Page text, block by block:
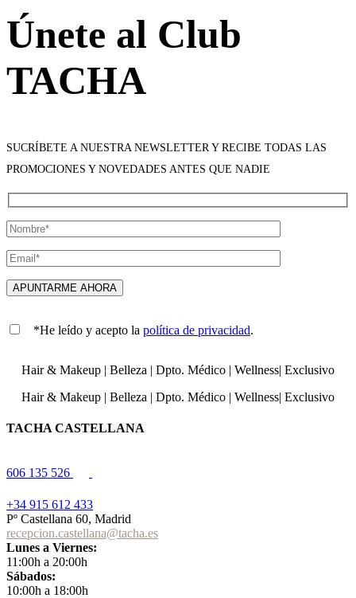
Únete al Club
TACHA
SUCRÍBETE A NUESTRA NEWSLETTER Y RECIBE TODAS LAS
PROMOCIONES Y NOVEDADES ANTES QUE NADIE
*He leído y acepto la política de privacidad.
Hair & Makeup | Belleza | Dpto. Médico | Wellness| Exclusivo
Hair & Makeup | Belleza | Dpto. Médico | Wellness| Exclusivo
TACHA CASTELLANA
606 135 526
+34 915 612 433
Pº Castellana 60, Madrid
recepcion.castellana@tacha.es
Lunes a Viernes:
11:00h a 20:00h
Sábados:
10:00h a 18:00h